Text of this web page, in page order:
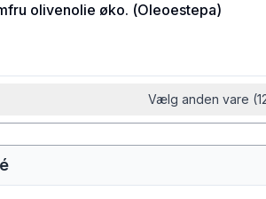
olivenolie øko. (Oleoestepa)
Vælg anden vare